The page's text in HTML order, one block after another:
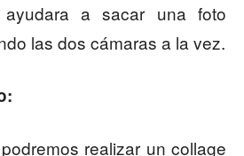
a sacar una foto
las dos cámaras a la vez.
realizar un collage